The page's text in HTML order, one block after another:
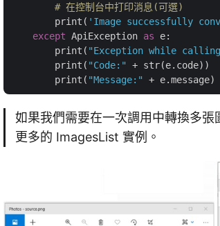
# 在控制台中打印消息(可選)
        print(
'Image successfully
except ApiException as e:
        print(
"Exception while
        print(
"Code:"
+ str(e.code))
        print(
"Message:"
如果我們需要在一次調用中轉換多
更多的 ImagesList 實例。